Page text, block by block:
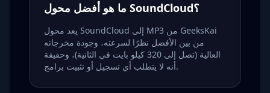
ما هو أفضل محول SoundCloud؟
يعد محول SoundCloud إلى MP3 من GeeksKai
من بين الأفضل نظرًا لسرعته، وجودة مخرجاته
العالية (تصل إلى 320 كيلو بايت في الثانية)، وحقيقة
أنه لا يتطلب أي تسجيل أو تثبيت برامج.